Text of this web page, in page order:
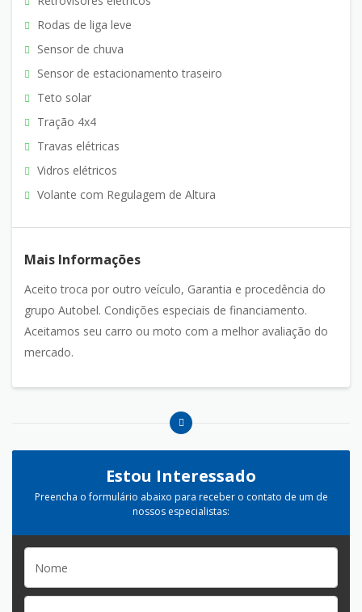
Rodas de liga leve
Sensor de chuva
Sensor de estacionamento traseiro
Teto solar
Tração 4x4
Travas elétricas
Vidros elétricos
Volante com Regulagem de Altura
Mais Informações
Aceito troca por outro veículo, Garantia e procedência do
grupo Autobel. Condições especiais de financiamento.
Aceitamos seu carro ou moto com a melhor avaliação do
mercado.
Estou Interessado
Preencha o formulário abaixo para receber o contato de um de
nossos especialistas: